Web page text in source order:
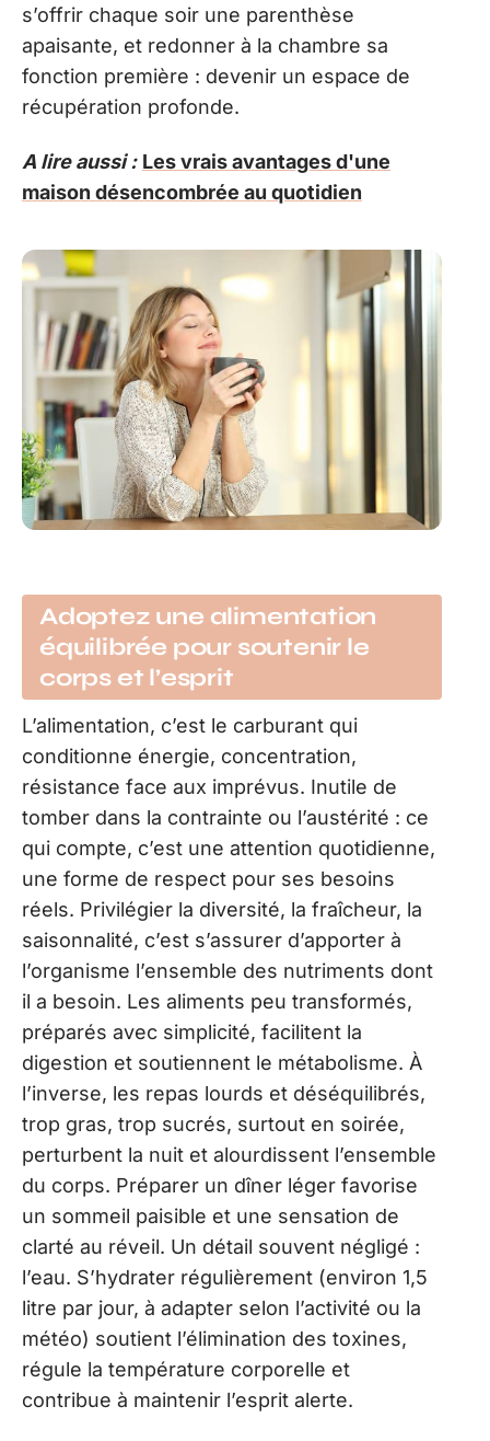
s’offrir chaque soir une parenthèse
apaisante, et redonner à la chambre sa
fonction première : devenir un espace de
récupération profonde.
A lire aussi : Les vrais avantages d'une
maison désencombrée au quotidien
Adoptez une alimentation
équilibrée pour soutenir le
corps et l’esprit
L’alimentation, c’est le carburant qui
conditionne énergie, concentration,
résistance face aux imprévus. Inutile de
tomber dans la contrainte ou l’austérité : ce
qui compte, c’est une attention quotidienne,
une forme de respect pour ses besoins
réels. Privilégier la diversité, la fraîcheur, la
saisonnalité, c’est s’assurer d’apporter à
l’organisme l’ensemble des nutriments dont
il a besoin. Les aliments peu transformés,
préparés avec simplicité, facilitent la
digestion et soutiennent le métabolisme. À
l’inverse, les repas lourds et déséquilibrés,
trop gras, trop sucrés, surtout en soirée,
perturbent la nuit et alourdissent l’ensemble
du corps. Préparer un dîner léger favorise
un sommeil paisible et une sensation de
clarté au réveil. Un détail souvent négligé :
l’eau. S’hydrater régulièrement (environ 1,5
litre par jour, à adapter selon l’activité ou la
météo) soutient l’élimination des toxines,
régule la température corporelle et
contribue à maintenir l’esprit alerte.